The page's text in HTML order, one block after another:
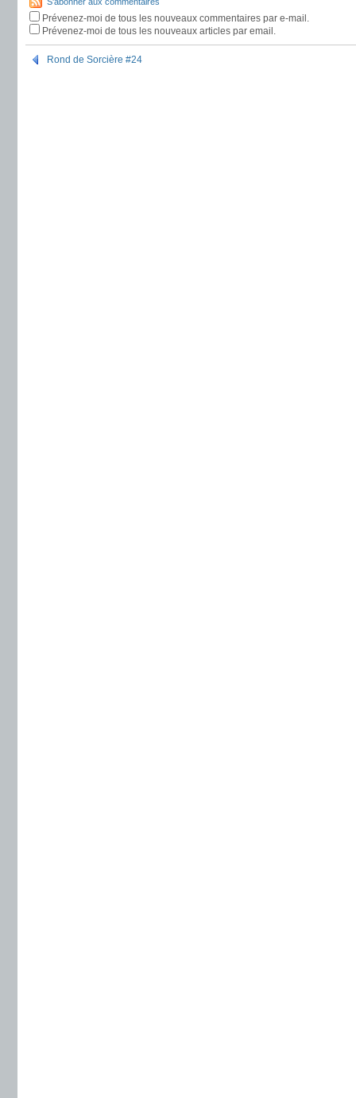
Prévenez-moi de tous les nouveaux commentaires par e-mail.
Prévenez-moi de tous les nouveaux articles par email.
Rond de Sorcière #24